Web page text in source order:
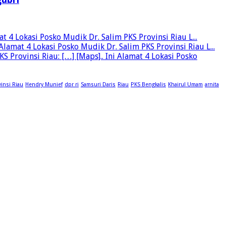
Lokasi Posko Mudik Dr. Salim PKS Provinsi Riau L...
4 Lokasi Posko Mudik Dr. Salim PKS Provinsi Riau L...
Provinsi Riau: […] [Maps].. Ini Alamat 4 Lokasi Posko
Riau Hendry Munief dpr ri Samsuri Daris Riau PKS Bengkalis Khairul Umam arnita